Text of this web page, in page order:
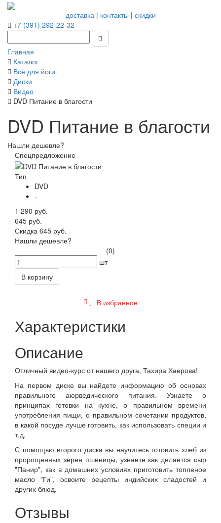
доставка| контакты | скидки
+7 (391) 292-22-32
Главная
Каталог
Всё для йоги
Диски
Видео
DVD Питание в благости
DVD Питание в благости
Нашли дешевле?
Спецпредложение
Тип
DVD
-
1 290 руб.
645 руб.
Скидка 645 руб.
Нашли дешевле?
(0)
шт
В корзину
В избранное
Характеристики
Описание
Отличный видео-курс от нашего друга, Тахира Хаерова!
На первом диске вы найдете информацию об основах
правильного аюрведического питания. Узнаете о
принципах готовки на кухне, о правильном времени
употребления пищи, о правильном сочетании продуктов,
в какой посуде лучше готовить, как использовать специи и
т.д.
С помощью второго диска вы научитесь готовить хлеб из
пророщенных зерен пшеницы, узнаете как делается сыр
"Панир", как в домашних условиях приготовить топленое
масло "Ги", освоите рецепты индийских сладостей и
других блюд.
Отзывы